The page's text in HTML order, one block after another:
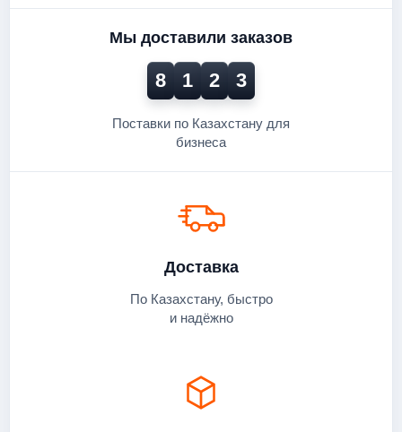
Мы доставили заказов
8 1 2 3
Поставки по Казахстану для
бизнеса
Доставка
По Казахстану, быстро
и надёжно